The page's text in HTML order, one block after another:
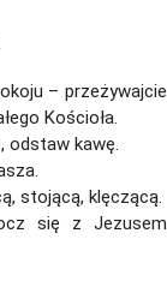
– przeżywajcie
Kościoła.
odstaw kawę.
stojącą, klęczącą.
się z Jezusem